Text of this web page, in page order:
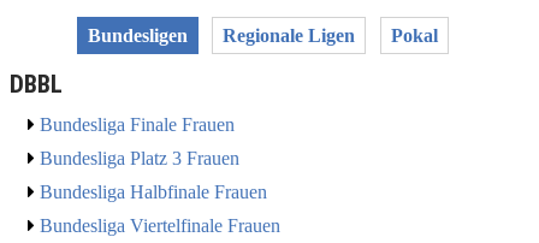
Bundesligen Regionale Ligen Pokal
DBBL
Bundesliga Finale Frauen
Bundesliga Platz 3 Frauen
Bundesliga Halbfinale Frauen
Bundesliga Viertelfinale Frauen